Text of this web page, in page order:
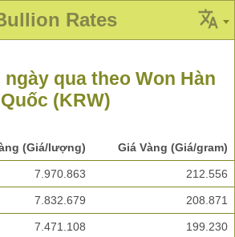
Rates
ngày qua theo Won Hàn
Quốc (KRW)
(Giá/lượng) Giá Vàng (Giá/gram)
7.970.863 212.556
7.832.679 208.871
7.471.108 199.230